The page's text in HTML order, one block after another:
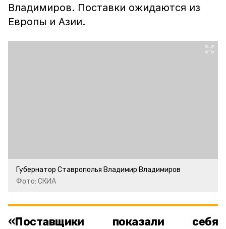
Владимиров. Поставки ожидаются из
Европы и Азии.
Губернатор Ставрополья Владимир Владимиров
Фото: СКИА
«Поставщики показали себя